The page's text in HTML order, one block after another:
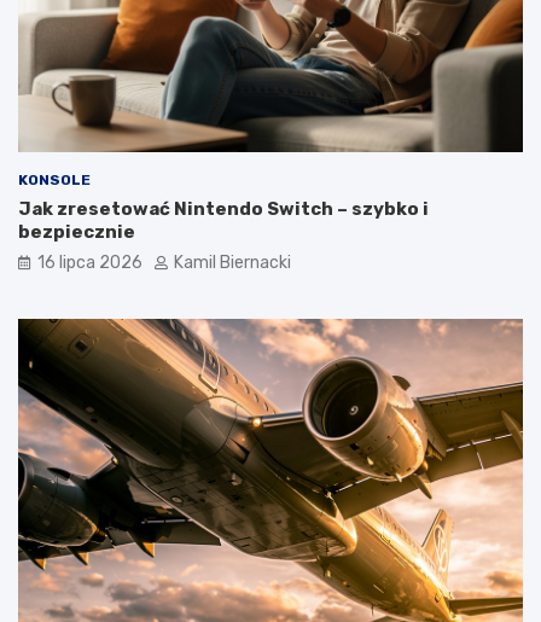
KONSOLE
Jak zresetować Nintendo Switch – szybko i
bezpiecznie
16 lipca 2026 Kamil Biernacki